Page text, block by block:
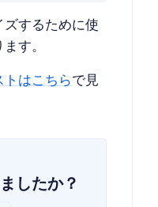
するために使
す。
トはこちらで見
したか？